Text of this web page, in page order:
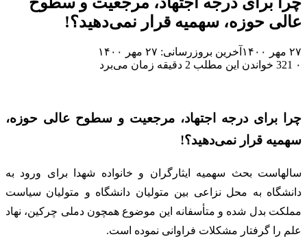
عالی حوزه، سهمیه قرار نمی‌دهید؟!
۲۷ مهر ۱۴۰۰
آخرین بروزرسانی: ۲۷ مهر ۱۴۰۰
۰
خواندن این مطلب 2 دقیقه زمان می‌برد
چرا برای درجه اجتهاد، مرجعیت و سطوح عالی حوزه،
سهمیه قرار نمی‌دهید؟!
سالهاست بحث سهمیه ایثارگران و خانواده شهدا برای ورود به
دانشگاه به محل نزاعی بین متولیان دانشگاه و متولیان سیاست
مملکت بدل شده و متأسفانه این موضوع همچون دملی چرکین، نهاد
علم را گرفتار مشکلات فراوانی نموده است.